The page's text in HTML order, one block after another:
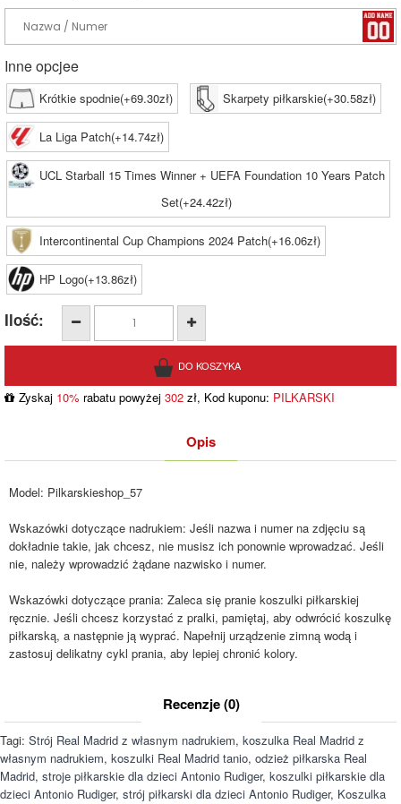
Inne opcjee
Krótkie spodnie(+69.30zł) Skarpety piłkarskie(+30.58zł)
La Liga Patch(+14.74zł)
UCL Starball 15 Times Winner + UEFA Foundation 10 Years Patch
Set(+24.42zł)
Intercontinental Cup Champions 2024 Patch(+16.06zł)
HP Logo(+13.86zł)
Ilość:
Zyskaj 10% rabatu powyżej 302 zł, Kod kuponu: PILKARSKI
Opis
Model: Pilkarskieshop_57
Wskazówki dotyczące nadrukiem: Jeśli nazwa i numer na zdjęciu są
dokładnie takie, jak chcesz, nie musisz ich ponownie wprowadzać. Jeśli
nie, należy wprowadzić żądane nazwisko i numer.
Wskazówki dotyczące prania: Zaleca się pranie koszulki piłkarskiej
ręcznie. Jeśli chcesz korzystać z pralki, pamiętaj, aby odwrócić koszulkę
piłkarską, a następnie ją wyprać. Napełnij urządzenie zimną wodą i
zastosuj delikatny cykl prania, aby lepiej chronić kolory.
Recenzje (0)
Tagi: Strój Real Madrid z własnym nadrukiem, koszulka Real Madrid z
własnym nadrukiem, koszulki Real Madrid tanio, odzież piłkarska Real
Madrid, stroje piłkarskie dla dzieci Antonio Rudiger, koszulki piłkarskie dla
dzieci Antonio Rudiger, strój piłkarski dla dzieci Antonio Rudiger, Koszulka